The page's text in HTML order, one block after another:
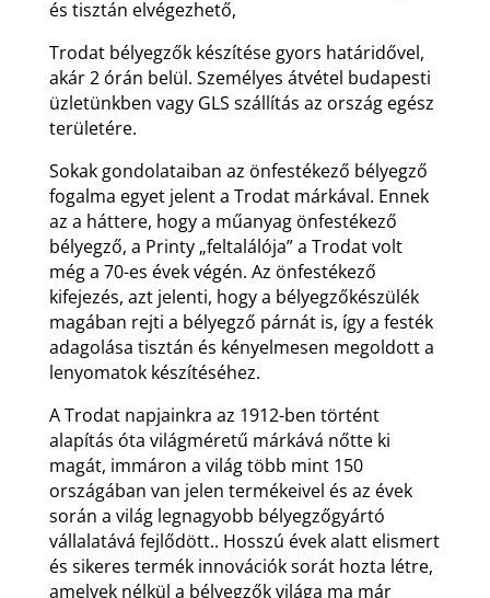
és tisztán elvégezhető,
Trodat bélyegzők készítése gyors határidővel,
akár 2 órán belül. Személyes átvétel budapesti
üzletünkben vagy GLS szállítás az ország egész
területére.
Sokak gondolataiban az önfestékező bélyegző
fogalma egyet jelent a Trodat márkával. Ennek
az a háttere, hogy a műanyag önfestékező
bélyegző, a Printy „feltalálója” a Trodat volt
még a 70-es évek végén. Az önfestékező
kifejezés, azt jelenti, hogy a bélyegzőkészülék
magában rejti a bélyegző párnát is, így a festék
adagolása tisztán és kényelmesen megoldott a
lenyomatok készítéséhez.
A Trodat napjainkra az 1912-ben történt
alapítás óta világméretű márkává nőtte ki
magát, immáron a világ több mint 150
országában van jelen termékeivel és az évek
során a világ legnagyobb bélyegzőgyártó
vállalatává fejlődött.. Hosszú évek alatt elismert
és sikeres termék innovációk sorát hozta létre,
amelyek nélkül a bélyegzők világa ma már